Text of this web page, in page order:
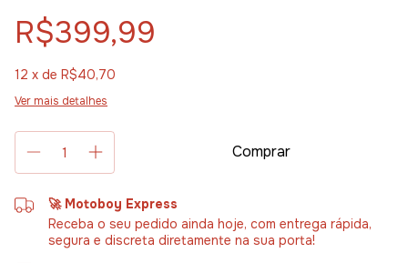
R$399,99
12 x de R$40,70
Ver mais detalhes
🚀 Motoboy Express
Receba o seu pedido ainda hoje, com entrega rápida,
segura e discreta diretamente na sua porta!